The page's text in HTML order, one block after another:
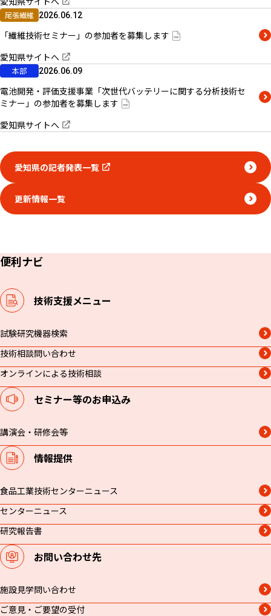
尾張繊維 2026.06.12
「繊維技術セミナー」の参加者を募集します
愛知県サイトへ
本部 2026.06.09
電池開発・評価支援事業「次世代バッテリーに関する分析技術セ
ミナー」の参加者を募集します
愛知県サイトへ
愛知県の記者発表一覧
更新情報一覧
便利ナビ
技術支援メニュー
試験研究機器検索
技術相談問い合わせ
オンラインによる技術相談
セミナー等のお申込み
講演会・研修会等
情報提供
食品工業技術センターニュース
センターニュース
研究報告書
お問い合わせ先
施設見学問い合わせ
ご意見・ご要望の受付